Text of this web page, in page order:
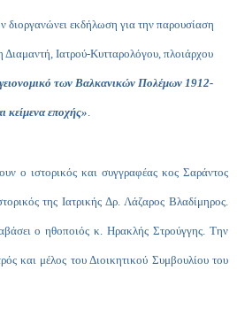
εκδήλωση για την παρουσίαση
Διαμαντή, Ιατρού-Κυτταρολόγου, πλοιάρχου
των Βαλκανικών Πολέμων 1912-
κείμενα εποχής».
ιστορικός και συγγραφέας κος Σαράντος
της Ιατρικής Δρ. Λάζαρος Βλαδίμηρος.
ο ηθοποιός κ. Ηρακλής Στρούγγης. Την
και μέλος του Διοικητικού Συμβουλίου του